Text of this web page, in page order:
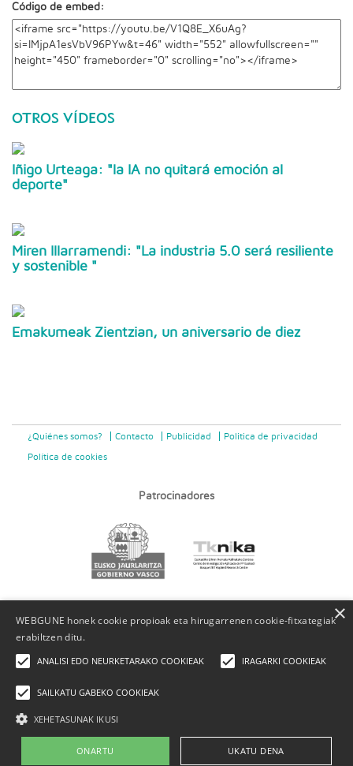
Código de embed:
OTROS VÍDEOS
Iñigo Urteaga: "la IA no quitará emoción al
deporte"
Miren Illarramendi: "La industria 5.0 será resiliente
y sostenible "
Emakumeak Zientzian, un aniversario de diez
¿Quiénes somos? Contacto Publicidad Politica de privacidad
Política de cookies
Patrocinadores
WEBGUNE honek cookie propioak eta hirugarrenen cookie-fitxategiak
erabiltzen ditu.
ANALISI EDO NEURKETARAKO COOKIEAK IRAGARKI COOKIEAK
SAILKATU GABEKO COOKIEAK
XEHETASUNAK IKUSI
ONARTU UKATU DENA
×